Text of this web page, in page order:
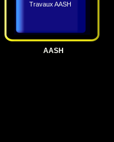
Travaux AASH
AASH